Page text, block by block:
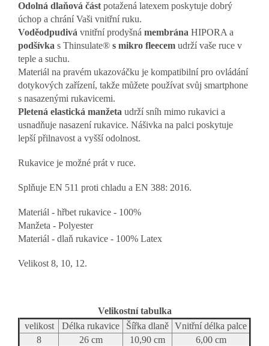
Odolná dlaňová část potažená latexem poskytuje dobrý
úchop a chrání Vaši vnitřní ruku.
Voděodpudivá vnitřní prodyšná membrána HIPORA a
podšívka s Thinsulate® s mikro fleecem udrží vaše ruce v
teple a suchu.
Materiál na pravém ukazováčku je kompatibilní pro ovládání
dotykových zařízení, takže můžete používat svůj smartphone
s nasazenými rukavicemi.
Pletená elastická manžeta udrží sníh mimo rukavici a
usnadňuje nasazení rukavice. Nášivka na palci poskytuje
lepší přilnavost a vyšší odolnost.
Rukavice je možné prát v ruce.
Splňuje EN 511 proti chladu a EN 388: 2016.
Materiál - hřbet rukavice - 100%
Manžeta - Polyester
Materiál - dlaň rukavice - 100% Latex
Velikost 8, 10, 12.
Velikostní tabulka
velikost
Délka rukavice Šířka dlaně Vnitřní délka palce
8
26 cm 10,90 cm
6,00 cm